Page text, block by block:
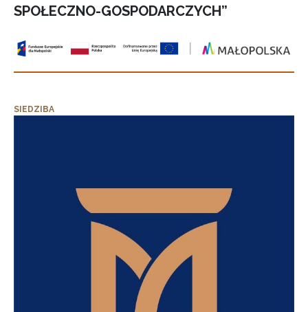
SPOŁECZNO-GOSPODARCZYCH”
SIEDZIBA